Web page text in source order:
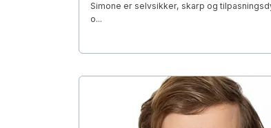
Simone er selvsikker, skarp og
o...